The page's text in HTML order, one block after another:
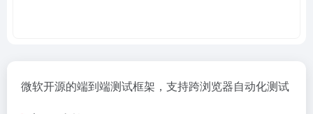
微软开源的端到端测试框架，支持跨浏览器自动化测试